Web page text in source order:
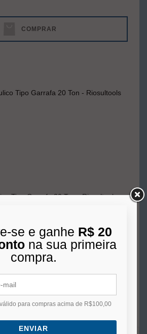
COMPRAR
Tipo Garrafa 20 Ton - Riosultools
R$ 400,00
R$ 40,00s/juros no cartão
se e ganhe R$ 20
na sua primeira
compra.
para compras acima de R$100,00
ENVIAR